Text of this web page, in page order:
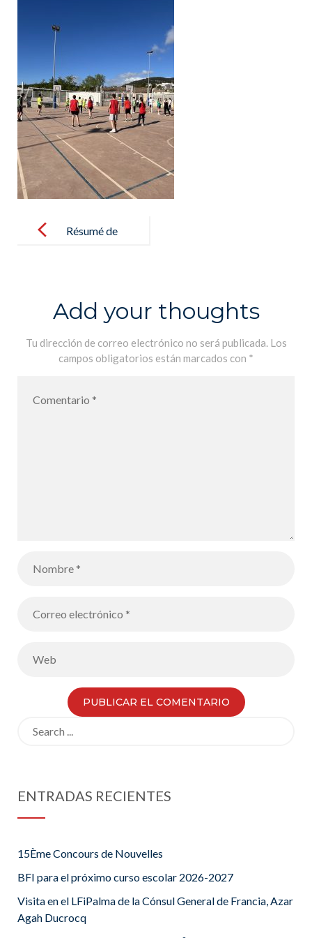
navigation Résumé de
Paralympisme
et de
l’Interculturali
Add your thoughts
Tu dirección de correo electrónico no será publicada. Los
campos obligatorios están marcados con *
ENTRADAS RECIENTES
15Ème Concours de Nouvelles
BFI para el próximo curso escolar 2026-2027
Visita en el LFiPalma de la Cónsul General de Francia, Azar
Agah Ducrocq